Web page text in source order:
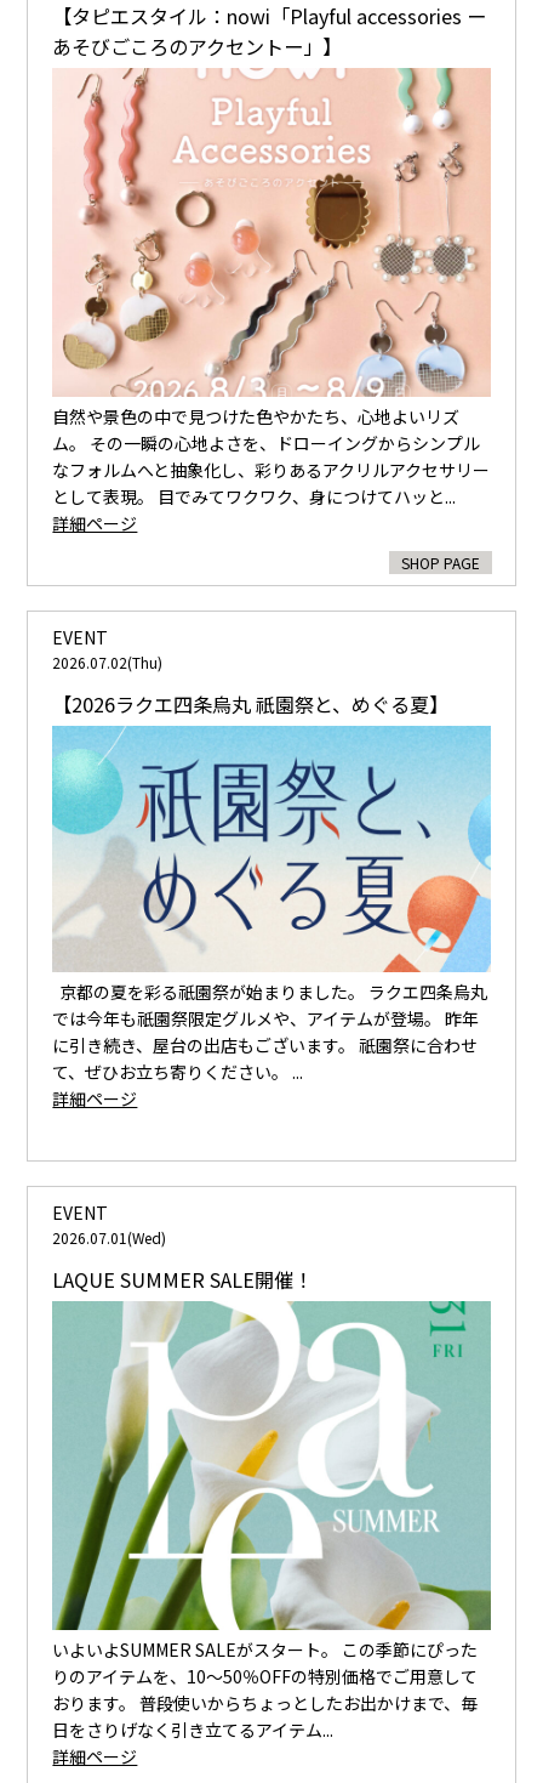
【タピエスタイル：nowi「Playful accessories ー
あそびごころのアクセントー」】
自然や景色の中で見つけた色やかたち、心地よいリズ
ム。 その一瞬の心地よさを、ドローイングからシンプル
なフォルムへと抽象化し、彩りあるアクリルアクセサリー
として表現。 目でみてワクワク、身につけてハッと...
詳細ページ
SHOP PAGE
EVENT
2026.07.02(Thu)
【2026ラクエ四条烏丸 祇園祭と、めぐる夏】
京都の夏を彩る祇園祭が始まりました。 ラクエ四条烏丸
では今年も祇園祭限定グルメや、アイテムが登場。 昨年
に引き続き、屋台の出店もございます。 祇園祭に合わせ
て、ぜひお立ち寄りください。 ...
詳細ページ
EVENT
2026.07.01(Wed)
LAQUE SUMMER SALE開催！
いよいよSUMMER SALEがスタート。 この季節にぴった
りのアイテムを、10～50％OFFの特別価格でご用意して
おります。 普段使いからちょっとしたお出かけまで、毎
日をさりげなく引き立てるアイテム...
詳細ページ